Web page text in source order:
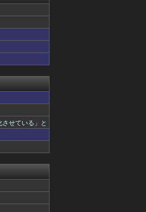
...
・生...
せている」と